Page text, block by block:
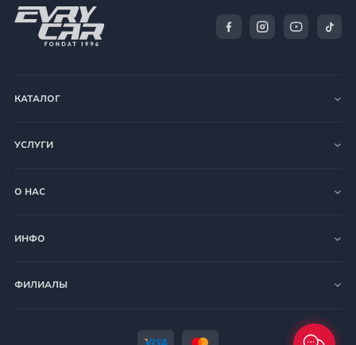
КАТАЛОГ
УСЛУГИ
О НАС
ИНФО
ФИЛИАЛЫ